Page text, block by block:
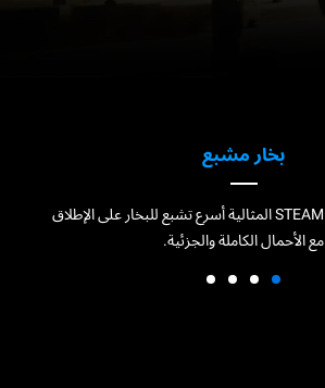
بخار مشبع
تضمن تقنية STEAM.Maxi المثالية أسرع تشبع للبخار على الإطلاق
مع الأحمال الكاملة والجزئية.